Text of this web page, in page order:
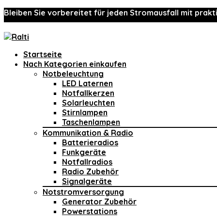
Bleiben Sie vorbereitet für jeden Stromausfall mit
Startseite
Nach Kategorien einkaufen
Notbeleuchtung
LED Laternen
Notfallkerzen
Solarleuchten
Stirnlampen
Taschenlampen
Kommunikation & Radio
Batterieradios
Funkgeräte
Notfallradios
Radio Zubehör
Signalgeräte
Notstromversorgung
Generator Zubehör
Powerstations